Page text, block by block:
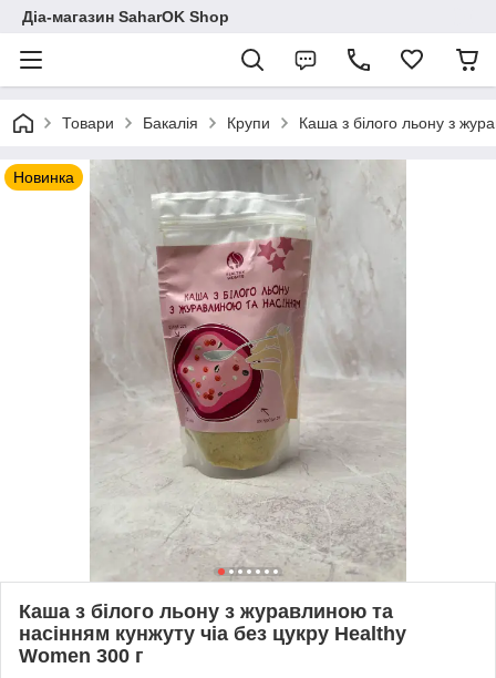
Діа-магазин SaharOK Shop
Товари Бакалія Крупи Каша з білого льону з
Новинка
Каша з білого льону з журавлиною та
насінням кунжуту чіа без цукру Healthy
Women 300 г